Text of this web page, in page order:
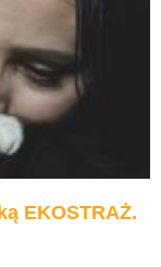
EKOSTRAŻ.